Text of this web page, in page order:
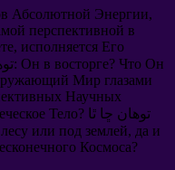
Абсолютной Энергии,
перспективной в
, исполняется Его
. توهان ڇا ٿا سمجهو: Он в восторге? Что Он
Мир глазами
Научных
Тело? توهان ڇا ٿا
или под землей, да и
Космоса?